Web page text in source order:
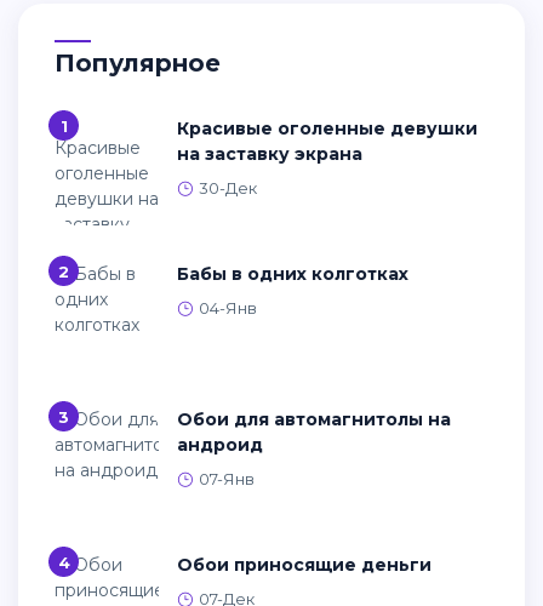
Популярное
1
Красивые оголенные девушки
на заставку экрана
30-Дек
2 Бабы в одних колготках
04-Янв
3
Обои для автомагнитолы на
андроид
07-Янв
4 Обои приносящие деньги
07-Дек